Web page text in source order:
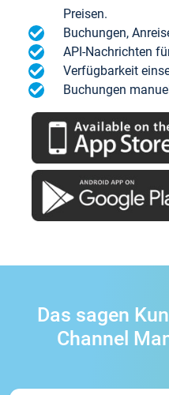
Preisen.
Buchungen,
API-Nachrichten
Verfügbarkeit
Buchungen
Das sagen
Channel